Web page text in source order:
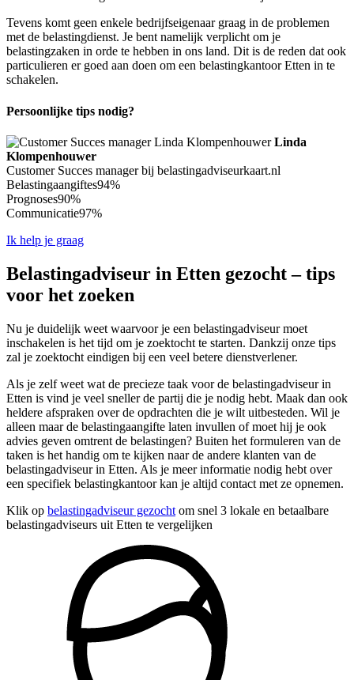
Tevens komt geen enkele bedrijfseigenaar graag in de problemen
met de belastingdienst. Je bent namelijk verplicht om je
belastingzaken in orde te hebben in ons land. Dit is de reden dat ook
particulieren er goed aan doen om een belastingkantoor Etten in te
schakelen.
Persoonlijke tips nodig?
Linda
Klompenhouwer
Customer Succes manager bij belastingadviseurkaart.nl
Belastingaangiftes94%
Prognoses90%
Communicatie97%
Ik help je graag
Belastingadviseur in Etten gezocht – tips
voor het zoeken
Nu je duidelijk weet waarvoor je een belastingadviseur moet
inschakelen is het tijd om je zoektocht te starten. Dankzij onze tips
zal je zoektocht eindigen bij een veel betere dienstverlener.
Als je zelf weet wat de precieze taak voor de belastingadviseur in
Etten is vind je veel sneller de partij die je nodig hebt. Maak dan ook
heldere afspraken over de opdrachten die je wilt uitbesteden. Wil je
alleen maar de belastingaangifte laten invullen of moet hij je ook
advies geven omtrent de belastingen? Buiten het formuleren van de
taken is het handig om te kijken naar de andere klanten van de
belastingadviseur in Etten. Als je meer informatie nodig hebt over
een specifiek belastingkantoor kan je altijd contact met ze opnemen.
Klik op belastingadviseur gezocht om snel 3 lokale en betaalbare
belastingadviseurs uit Etten te vergelijken